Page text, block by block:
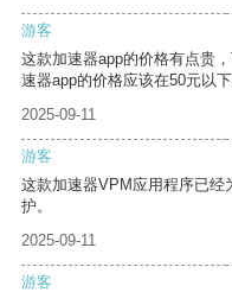
游客
这款加速器app的价格有点贵
速器app的价格应该在50元以下
2025-09-11
游客
这款加速器VPM应用程序已经
护。
2025-09-11
游客